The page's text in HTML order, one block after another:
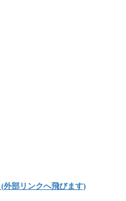
外部リンクへ飛びます)